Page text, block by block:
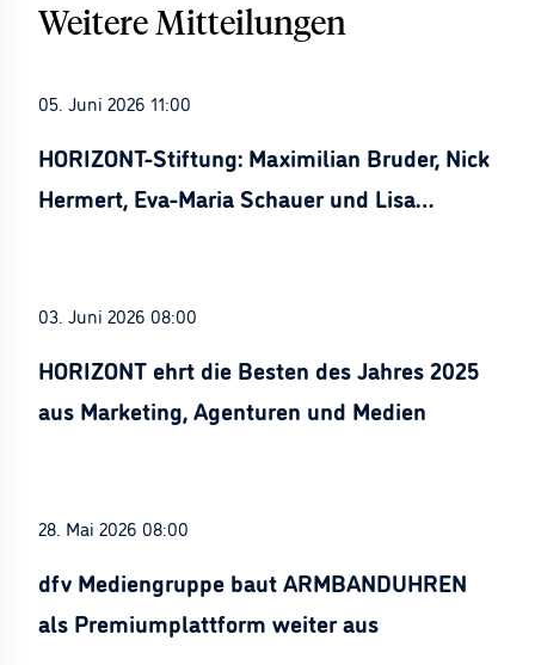
Weitere Mitteilungen
05. Juni 2026 11:00
HORIZONT-Stiftung: Maximilian Bruder, Nick
Hermert, Eva-Maria Schauer und Lisa
03. Juni 2026 08:00
HORIZONT ehrt die Besten des Jahres 2025
aus Marketing, Agenturen und Medien
28. Mai 2026 08:00
dfv Mediengruppe baut ARMBANDUHREN
als Premiumplattform weiter aus